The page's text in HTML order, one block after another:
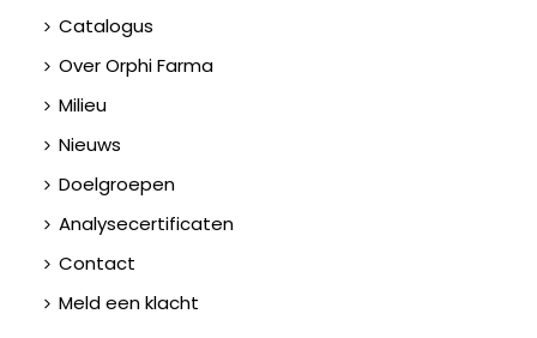
Catalogus
Over Orphi Farma
Milieu
Nieuws
Doelgroepen
Analysecertificaten
Contact
Meld een klacht